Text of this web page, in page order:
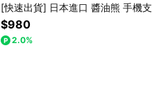
[快速出貨] 日本進口 醬油熊 手機
$980
2.0%